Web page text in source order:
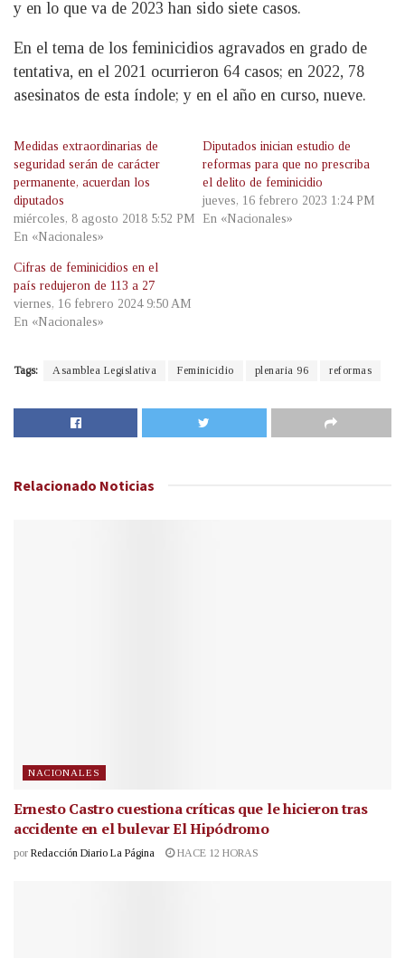
y en lo que va de 2023 han sido siete casos.
En el tema de los feminicidios agravados en grado de
tentativa, en el 2021 ocurrieron 64 casos; en 2022, 78
asesinatos de esta índole; y en el año en curso, nueve.
Medidas extraordinarias de
seguridad serán de carácter
permanente, acuerdan los
diputados
miércoles, 8 agosto 2018 5:52 PM
En «Nacionales»
Diputados inician estudio de
reformas para que no prescriba
el delito de feminicidio
jueves, 16 febrero 2023 1:24 PM
En «Nacionales»
Cifras de feminicidios en el
país redujeron de 113 a 27
viernes, 16 febrero 2024 9:50 AM
En «Nacionales»
Tags: Asamblea Legislativa Feminicidio plenaria 96 reformas
Relacionado Noticias
NACIONALES
Ernesto Castro cuestiona críticas que le hicieron tras
accidente en el bulevar El Hipódromo
por Redacción Diario La Página HACE 12 HORAS